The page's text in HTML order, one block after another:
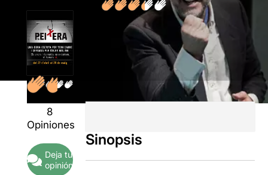
8
Opiniones
Deja tu
opinión
Sinopsis